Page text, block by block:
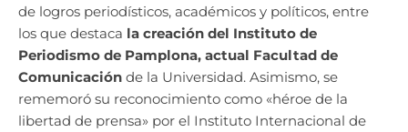
de logros periodísticos, académicos y políticos, entre
los que destaca la creación del Instituto de
Periodismo de Pamplona, actual Facultad de
Comunicación de la Universidad. Asimismo, se
rememoró su reconocimiento como «héroe de la
libertad de prensa» por el Instituto Internacional de